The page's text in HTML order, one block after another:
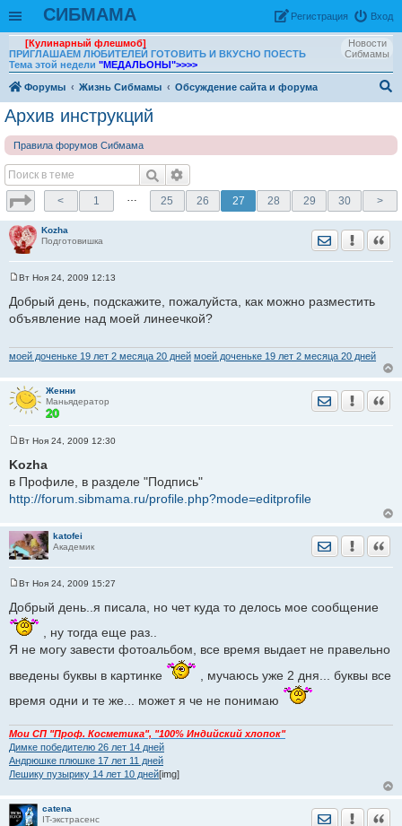
СИБМАМА Вход
Рeгиcтpaция
Новости
Сибмамы
[Кулинарный флешмоб]
ПРИГЛАШАЕМ ЛЮБИТЕЛЕЙ ГОТОВИТЬ И ВКУСНО ПОЕСТЬ
Тема этой недели "МЕДАЛЬОНЫ">>>>
Форумы Жизнь Сибмамы
Обсуждение сайта и форума
Архив инструкций
Правила форумов Сибмама
< 1 … 25 26 27 28 29 30 >
Kozha
Подготовишка
Отправить
о
б
н
и
Вт Ноя 24, 2009 12:13
Добрый день, подскажите, пожалуйста, как можно разместить
объявление над моей линеечкой?
моей доченьке 19 лет 2 месяца 20 дней моей доченьке 19 лет 2 месяца 20 дней
Женни
Маньядератор
Отправить
о
б
е
и
е
Вт Ноя 24, 2009 12:30
Kozha
в Профиле, в разделе "Подпись"
http://forum.sibmama.ru/profile.php?mode=editprofile
katofei
Академик
Отправить
о
б
щ
н
е
Вт Ноя 24, 2009 15:27
Добрый день..я писала, но чет куда то делось мое сообщение
, ну тогда еще раз..
Я не могу завести фотоальбом, все время выдает не правельно
введены буквы в картинке
, мучаюсь уже 2 дня... буквы все
время одни и те же... может я че не понимаю
Мои СП "Проф. Косметика", "100% Индийский хлопок"
Димке победителю 26 лет 14 дней
Андрюшке плюшке 17 лет 11 дней
Лешику пузырику 14 лет 10 дней[img]
catena
IT-экстрасенс
Отправить